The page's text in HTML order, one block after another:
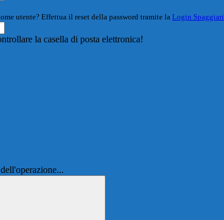
utente? Effettua il reset della password tramite la Login Spaggiari
la casella di posta elettronica!